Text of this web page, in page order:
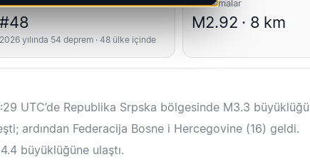
Ülke sıralaması
#48
2026 yılında 54 deprem · 48 ülke içinde
Ortalamalar
M2.92 · 8 km
UTC’de Republika Srpska bölgesinde M3.3
ardından Federacija Bosne i Hercegovine (16) geldi.
büyüklüğüne ulaştı.